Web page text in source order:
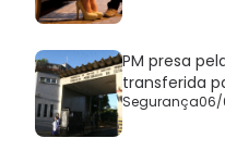
PM presa
transferida
Segurança06/